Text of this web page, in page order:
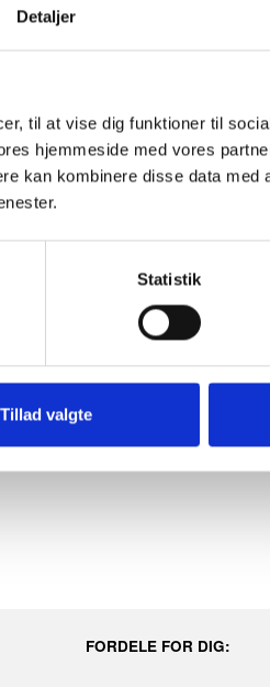
Detaljer
til at vise dig funktioner til
hjemmeside med vores
kan kombinere disse data med
Statistik
Tillad valgte
FORDELE FOR DIG: